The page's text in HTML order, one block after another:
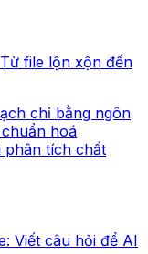
file lộn xộn đến
chỉ bằng ngôn
hoá
phân tích chất
Viết câu hỏi để AI